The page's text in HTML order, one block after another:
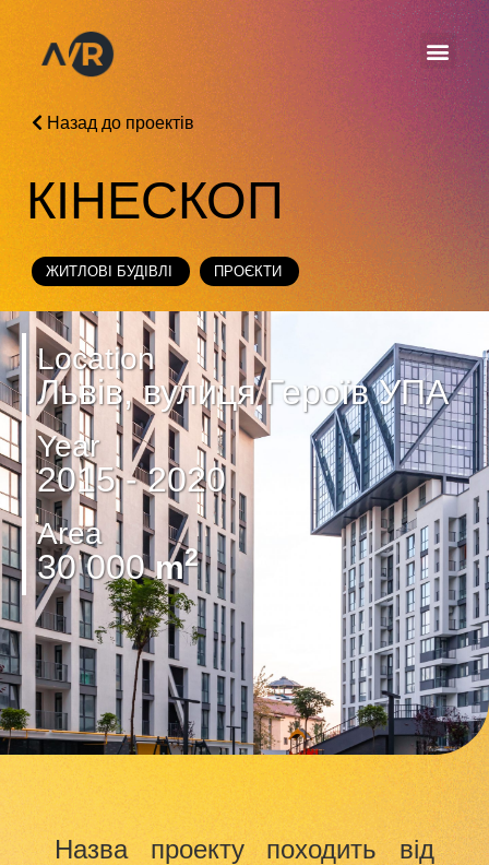
Назад до проектів
КІНЕСКОП
ЖИТЛОВІ БУДІВЛІ ПРОЄКТИ
Location
Львів, вулиця Героїв УПА
Year
2015 - 2020
Area
30 000m2
Назва проекту походить від